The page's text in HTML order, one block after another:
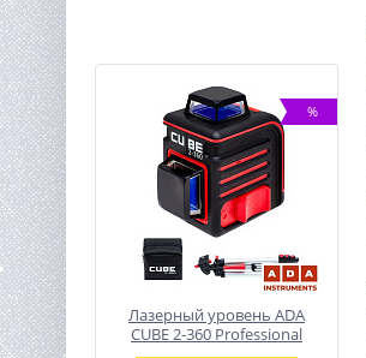
%
Лазерный уровень ADA
CUBE 2-360 Professional
Edition